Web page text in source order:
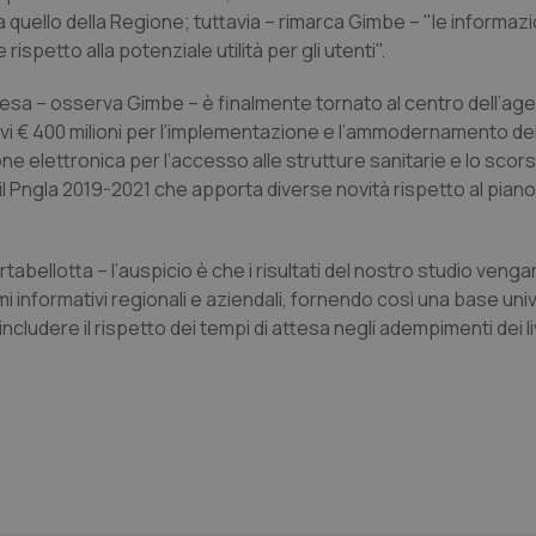
della Regione; tuttavia – rimarca Gimbe – "le
alla potenziale utilità per gli utenti".
– osserva Gimbe – è finalmente tornato al centro
€ 400 milioni per l’implementazione e l’ammodernamento
elettronica per l’accesso alle strutture sanitarie e lo
2019-2021 che apporta diverse novità rispetto al piano
– l’auspicio è che i risultati del nostro studio
regionali e aziendali, fornendo così una base
il rispetto dei tempi di attesa negli adempimenti dei
Necessari Statistici Marketing
a rendere fruibile il sito web abilitandone funzionalità di base quali la
del sito. Il sito web non è in grado di funzionare correttamente senza questi
.youtube.com
settimane
scelte di consenso e privacy
interazione con il sito. Registra i
del visitatore riguardo a varie
impostazioni sulla privacy,
preferenze siano onorate nelle